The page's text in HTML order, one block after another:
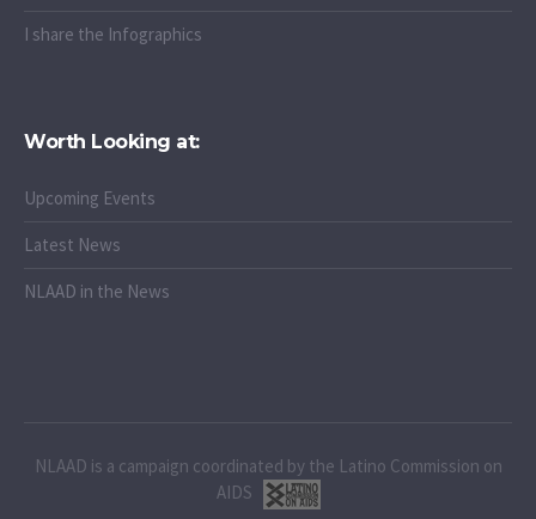
I share the Infographics
Worth Looking at:
Upcoming Events
Latest News
NLAAD in the News
NLAAD is a campaign coordinated by the Latino Commission on
AIDS